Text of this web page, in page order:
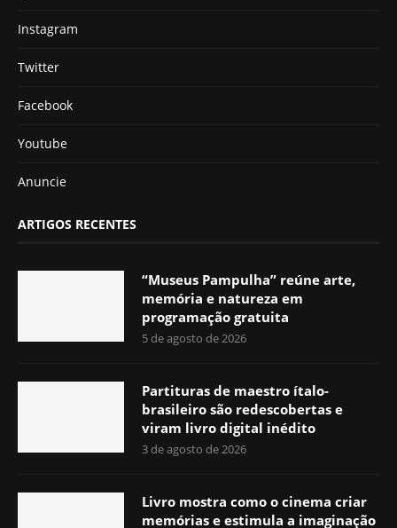
Instagram
Twitter
Facebook
Youtube
Anuncie
ARTIGOS RECENTES
“Museus Pampulha” reúne arte,
memória e natureza em
programação gratuita
5 de agosto de 2026
Partituras de maestro ítalo-
brasileiro são redescobertas e
viram livro digital inédito
3 de agosto de 2026
Livro mostra como o cinema criar
memórias e estimula a imaginação